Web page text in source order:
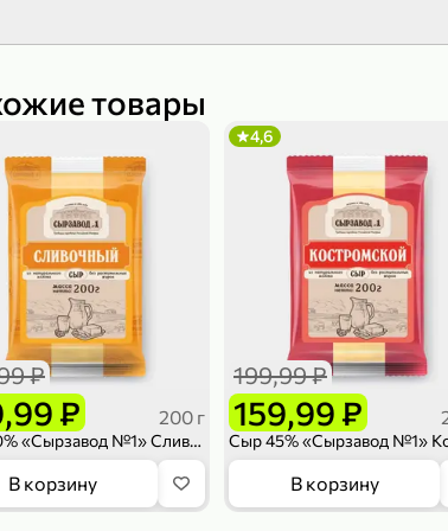
товары
₽
₽
200 г
Сыр 50% «Сырзавод №1» Сливочный, 200 г
В корзину
159,99 ₽
199,99 ₽
4,6
В корзину
189,99 ₽ 299,99 ₽
Манго
149,99 ₽
169,99 ₽
4,6
839,99 ₽